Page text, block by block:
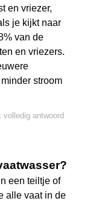
en vriezer,
je kijkt naar
van de
en vriezers.
stroom
volledig antwoord
een teiltje of
alle vaat in de